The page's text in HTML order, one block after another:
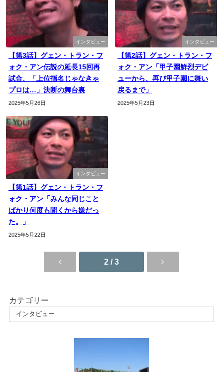
インタビュー
【第3話】グェン・トラン・フ
ォク・アン伝説の延長15回再
試合、「上位指名じゃなきゃ
プロは…」決断の舞台裏
2025年5月26日
インタビュー
【第2話】グェン・トラン・フ
ォク・アン「甲子園鮮烈デビ
ューから、再び甲子園に舞い
戻るまで」
2025年5月23日
インタビュー
【第1話】グェン・トラン・フ
ォク・アン「みんな同じこと
ばかり何度も聞くから嫌だっ
た。」
2025年5月22日
2 / 3
カテゴリー